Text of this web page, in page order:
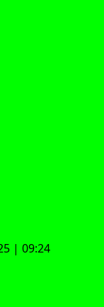
| 09:24